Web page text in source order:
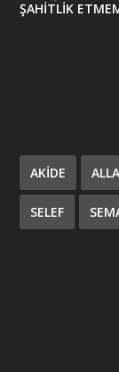
ŞAHİTLİK
AKIDE
SELEF